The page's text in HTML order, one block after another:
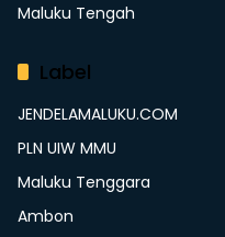
Maluku Tengah
Label
JENDELAMALUKU.COM
PLN UIW MMU
Maluku Tenggara
Ambon